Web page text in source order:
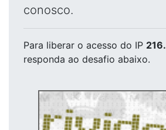
conosco.
Para liberar o acesso do IP
responda ao desafio abaixo.